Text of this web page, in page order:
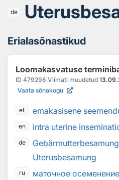
de
Erialasõnastikud
Loomakasvatuse
ID 479298 Viimati muudetud
Vaata sõnakogu
et emakasisene
en intra uterine
de
Gebärmutterbesamung
Uterusbesamung
ru
маточное осеменение